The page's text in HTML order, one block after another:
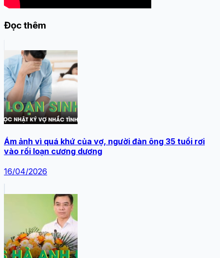
Đọc thêm
Ám ảnh vì quá khứ của vợ, người đàn ông 35 tuổi rơi
vào rối loạn cương dương
16/04/2026